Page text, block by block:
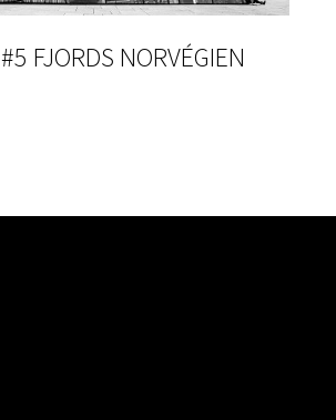
#5 FJORDS NORVÉGIEN